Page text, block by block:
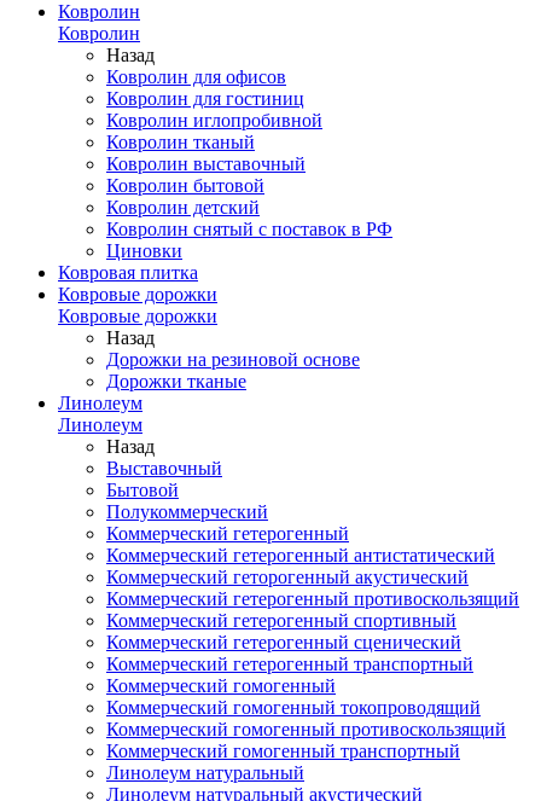
Ковролин
Ковролин
Назад
Ковролин для офисов
Ковролин для гостиниц
Ковролин иглопробивной
Ковролин тканый
Ковролин выставочный
Ковролин бытовой
Ковролин детский
Ковролин снятый с поставок в РФ
Циновки
Ковровая плитка
Ковровые дорожки
Ковровые дорожки
Назад
Дорожки на резиновой основе
Дорожки тканые
Линолеум
Линолеум
Назад
Выставочный
Бытовой
Полукоммерческий
Коммерческий гетерогенный
Коммерческий гетерогенный антистатический
Коммерческий геторогенный акустический
Коммерческий гетерогенный противоскользящий
Коммерческий гетерогенный спортивный
Коммерческий гетерогенный сценический
Коммерческий гетерогенный транспортный
Коммерческий гомогенный
Коммерческий гомогенный токопроводящий
Коммерческий гомогенный противоскользящий
Коммерческий гомогенный транспортный
Линолеум натуральный
Линолеум натуральный акустический